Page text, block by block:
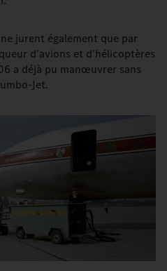
jurent également que par
d'avions et d'hélicoptères
a déjà pu manœuvrer sans
Jet.